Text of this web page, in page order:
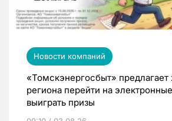
Новости компаний
«Томскэнергосбыт»
региона перейти на
выиграть призы